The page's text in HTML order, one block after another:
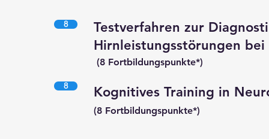
8
8
Testverfahren zur
Hirnleistungsstörungen bei
(8 Fortbildungspunkte*)
Kognitives Training in
(8 Fortbildungspunkte*)